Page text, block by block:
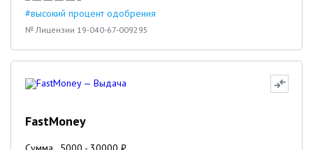
#высокий процент одобрения
№ Лицензии 19-040-67-009295
FastMoney